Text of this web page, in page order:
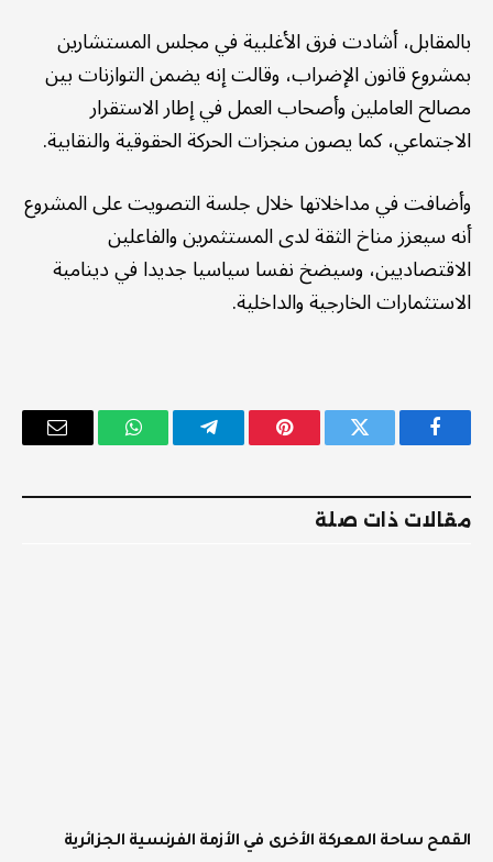
بالمقابل، أشادت فرق الأغلبية في مجلس المستشارين
بمشروع قانون الإضراب، وقالت إنه يضمن التوازنات بين
مصالح العاملين وأصحاب العمل في إطار الاستقرار
الاجتماعي، كما يصون منجزات الحركة الحقوقية والنقابية.
وأضافت في مداخلاتها خلال جلسة التصويت على المشروع
أنه سيعزز مناخ الثقة لدى المستثمرين والفاعلين
الاقتصاديين، وسيضخ نفسا سياسيا جديدا في دينامية
الاستثمارات الخارجية والداخلية.
فيسبوك تويتر بينتيريستتيلقرام واتساب
البريد
مقالات ذات صلة
القمح ساحة المعركة الأخرى في الأزمة الفرنسية الجزائرية